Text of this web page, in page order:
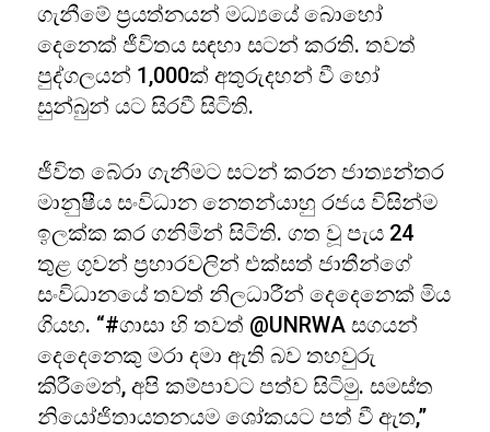
ගැනීමේ ප්‍රයත්නයන් මධ්‍යයේ බොහෝ
දෙනෙක් ජීවිතය සඳහා සටන් කරති. තවත්
පුද්ගලයන් 1,000ක් අතුරුදහන් වී හෝ
සුන්බුන් යට සිරවී සිටිති.
ජීවිත බේරා ගැනීමට සටන් කරන ජාත්‍යන්තර
මානුෂීය සංවිධාන නෙතන්යාහු රජය විසින්ම
ඉලක්ක කර ගනිමින් සිටිති. ගත වූ පැය 24
තුළ ගුවන් ප්‍රහාරවලින් එක්සත් ජාතීන්ගේ
සංවිධානයේ තවත් නිලධාරීන් දෙදෙනෙක් මිය
ගියහ. “#ගාසා හි තවත් @UNRWA සගයන්
දෙදෙනෙකු මරා දමා ඇති බව තහවුරු
කිරීමෙන්, අපි කම්පාවට පත්ව සිටිමු. සමස්ත
නියෝජිතායතනයම ශෝකයට පත් වී ඇත,”